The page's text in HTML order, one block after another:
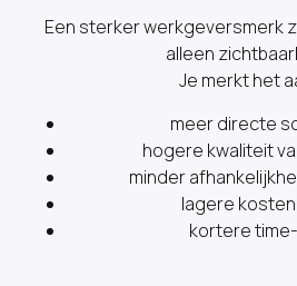
Een sterker werkgeversmerk
alleen
Je merkt het
meer directe
hogere kwaliteit
minder
lagere
kortere